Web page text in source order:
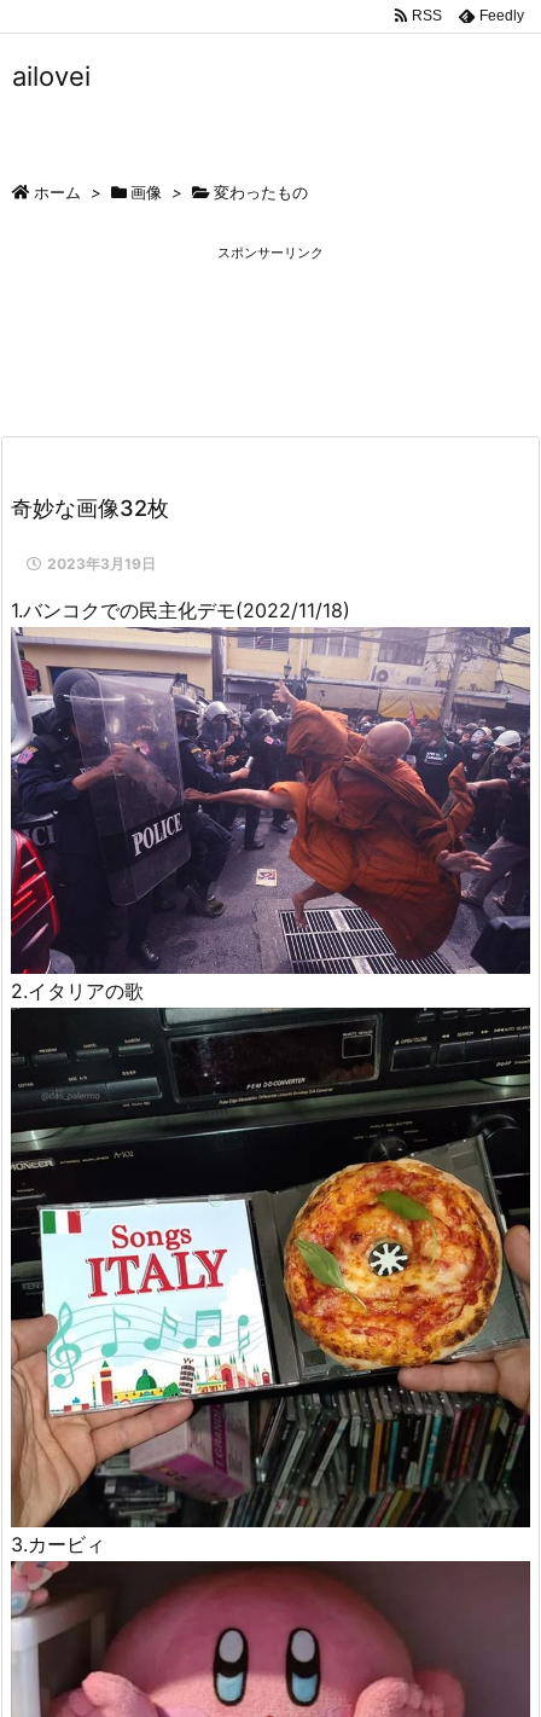
RSS Feedly
ailovei
ホーム > 画像 > 変わったもの
スポンサーリンク
奇妙な画像32枚
2023年3月19日
1.バンコクでの民主化デモ(2022/11/18)
2.イタリアの歌
3.カービィ